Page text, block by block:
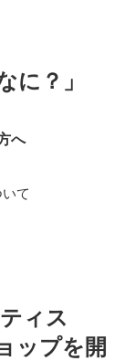
に？」
へ
て
ィス
ップを開